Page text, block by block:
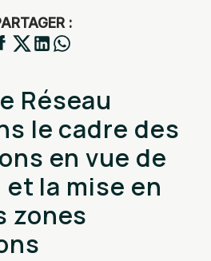
:
Réseau
le cadre des
en vue de
la mise en
zones